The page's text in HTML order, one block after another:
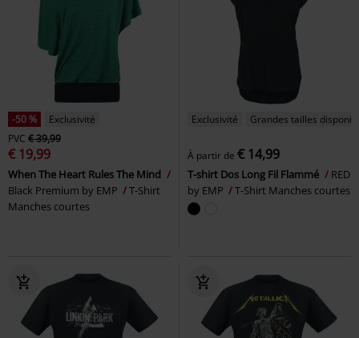
-50 %
Exclusivité
PVC € 39,99
€ 19,99
When The Heart Rules The Mind
Black Premium by EMP
T-Shirt
Manches courtes
Exclusivité Grandes tailles
À partir de € 14,99
T-shirt Dos Long Fil Flammé
RED
by EMP
T-Shirt Manches courtes